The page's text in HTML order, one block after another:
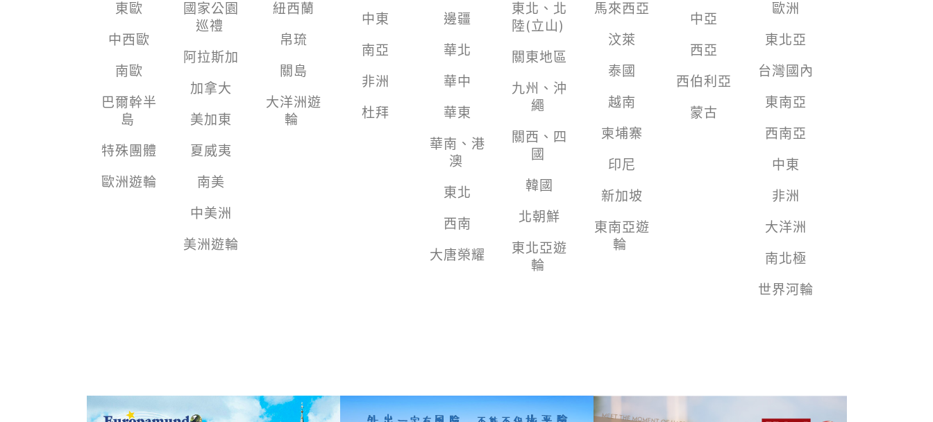
東歐
中西歐
南歐
巴爾幹半
島
特殊團體
歐洲遊輪
國家公園
巡禮
阿拉斯加
加拿大
美加東
夏威夷
南美
中美洲
美洲遊輪
紐西蘭
帛琉
關島
大洋洲遊
輪
中東
南亞
非洲
杜拜
邊疆
華北
華中
華東
華南、港
澳
東北
西南
大唐榮耀
東北、北
陸(立山)
關東地區
九州、沖
繩
關西、四
國
韓國
北朝鮮
東北亞遊
輪
馬來西亞
汶萊
泰國
越南
柬埔寨
印尼
新加坡
東南亞遊
輪
中亞
西亞
西伯利亞
蒙古
歐洲
東北亞
台灣國內
東南亞
西南亞
中東
非洲
大洋洲
南北極
世界河輪